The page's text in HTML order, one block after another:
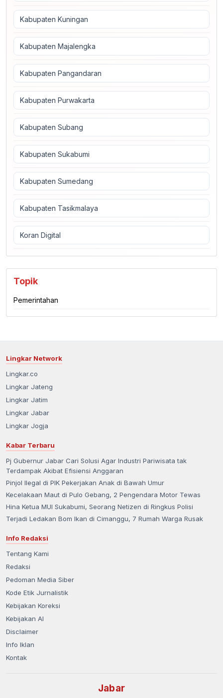
Kabupaten Kuningan
Kabupaten Majalengka
Kabupaten Pangandaran
Kabupaten Purwakarta
Kabupaten Subang
Kabupaten Sukabumi
Kabupaten Sumedang
Kabupaten Tasikmalaya
Koran Digital
Topik
Pemerintahan
Lingkar Network
Lingkar.co
Lingkar Jateng
Lingkar Jatim
Lingkar Jabar
Lingkar Jogja
Kabar Terbaru
Pj Gubernur Jabar Cari Solusi Agar Industri Pariwisata tak
Terdampak Akibat Efisiensi Anggaran
Pinjol Ilegal di PIK Pekerjakan Anak di Bawah Umur
Kecelakaan Maut di Pulo Gebang, 2 Pengendara Motor Tewas
Hina Ketua MUI Sukabumi, Seorang Netizen di Ringkus Polisi
Terjadi Ledakan Bom Ikan di Cimanggu, 7 Rumah Warga Rusak
Info Redaksi
Tentang Kami
Redaksi
Pedoman Media Siber
Kode Etik Jurnalistik
Kebijakan Koreksi
Kebijakan AI
Disclaimer
Info Iklan
Kontak
Jabar